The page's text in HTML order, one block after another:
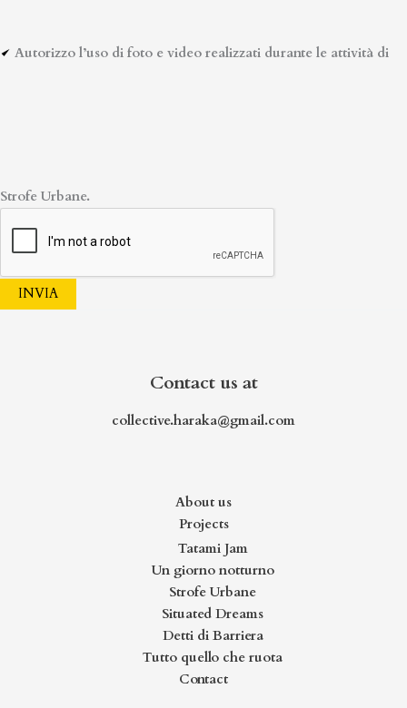
Autorizzo l’uso di foto e video realizzati durante le attività di
Strofe Urbane.
INVIA
Contact us at
collective.haraka@gmail.com
About us
Projects
Tatami Jam
Un giorno notturno
Strofe Urbane
Situated Dreams
Detti di Barriera
Tutto quello che ruota
Contact